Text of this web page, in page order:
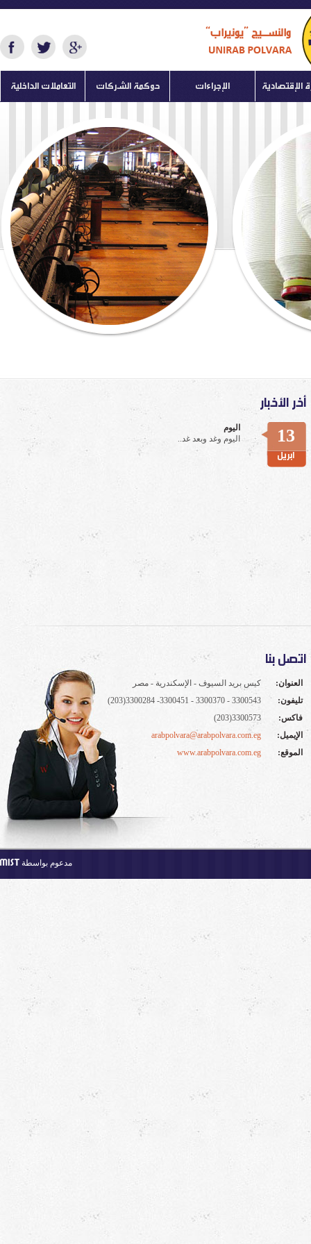
الإقتصادية الإجراءات حوكمة الشركات التعاملات الداخلية
أخر الأخبار
13
ابريل
اليوم
اليوم وغد وبعد غد..
اتصل بنا
العنوان:
كيس بريد السيوف - الإسكندرية - مصر
تليفون:
3300543 - 3300370 - 3300451- 3300284(203)
فاكس:
3300573(203)
الإيميل:
arabpolvara@arabpolvara.com.eg
الموقع:
www.arabpolvara.com.eg
مدعوم بواسطة